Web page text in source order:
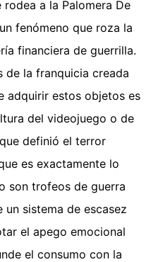
a la Palomera De
fenómeno que roza la
financiera de guerrilla.
de la franquicia creada
adquirir estos objetos es
del videojuego o de
definió el terror
es exactamente lo
son trofeos de guerra
sistema de escasez
el apego emocional
el consumo con la